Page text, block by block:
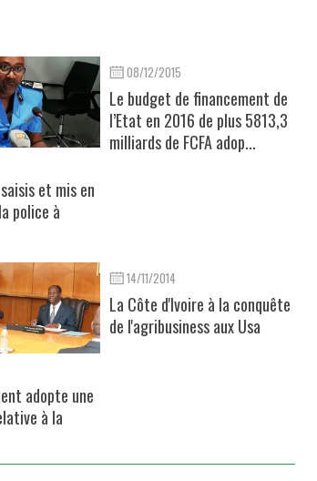
et mis en
police à
08/12/2015
Le budget de financement de
l’Etat en 2016 de plus 5813,3
milliards de FCFA adop...
adopte une
à la
14/11/2014
La Côte d'Ivoire à la conquête
de l'agribusiness aux Usa